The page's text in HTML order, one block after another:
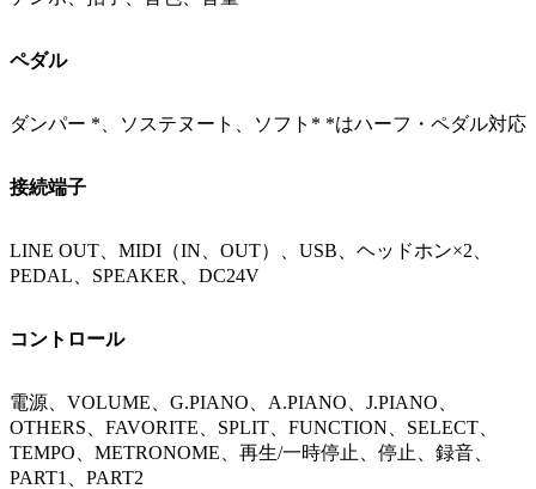
ペダル
ダンパー *、ソステヌート、ソフト* *はハーフ・ペダル対応
接続端子
LINE OUT、MIDI（IN、OUT）、USB、ヘッドホン×2、
PEDAL、SPEAKER、DC24V
コントロール
電源、VOLUME、G.PIANO、A.PIANO、J.PIANO、
OTHERS、FAVORITE、SPLIT、FUNCTION、SELECT、
TEMPO、METRONOME、再生/一時停止、停止、録音、
PART1、PART2